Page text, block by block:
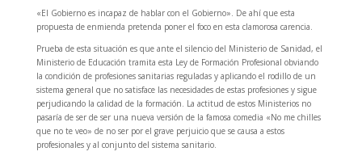
«El Gobierno es incapaz de hablar con el Gobierno». De ahí que esta
propuesta de enmienda pretenda poner el foco en esta clamorosa carencia.
Prueba de esta situación es que ante el silencio del Ministerio de Sanidad, el
Ministerio de Educación tramita esta Ley de Formación Profesional obviando
la condición de profesiones sanitarias reguladas y aplicando el rodillo de un
sistema general que no satisface las necesidades de estas profesiones y sigue
perjudicando la calidad de la formación. La actitud de estos Ministerios no
pasaría de ser de ser una nueva versión de la famosa comedia «No me chilles
que no te veo» de no ser por el grave perjuicio que se causa a estos
profesionales y al conjunto del sistema sanitario.